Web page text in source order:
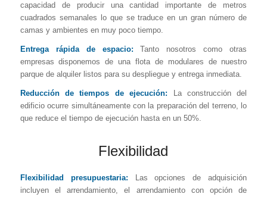
capacidad de producir una cantidad importante de metros
cuadrados semanales lo que se traduce en un gran número de
camas y ambientes en muy poco tiempo.
Entrega rápida de espacio: Tanto nosotros como otras
empresas disponemos de una flota de modulares de nuestro
parque de alquiler listos para su despliegue y entrega inmediata.
Reducción de tiempos de ejecución: La construcción del
edificio ocurre simultáneamente con la preparación del terreno, lo
que reduce el tiempo de ejecución hasta en un 50%.
Flexibilidad
Flexibilidad presupuestaria: Las opciones de adquisición
incluyen el arrendamiento, el arrendamiento con opción de